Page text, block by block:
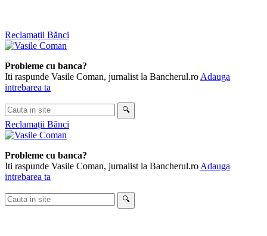
Skip
to
Reclamații Bănci
Probleme cu banca?
Iti raspunde Vasile Coman, jurnalist la Bancherul.ro Adauga
intrebarea ta
Cauta
in
site
🔍
Reclamații Bănci
Probleme cu banca?
Iti raspunde Vasile Coman, jurnalist la Bancherul.ro Adauga
intrebarea ta
Cauta
in
🔍